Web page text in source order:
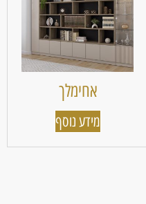
אחימלך
מידע נוסף